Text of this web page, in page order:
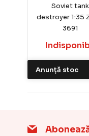
Soviet tank
destroyer 1:35
3691
Anunță stoc